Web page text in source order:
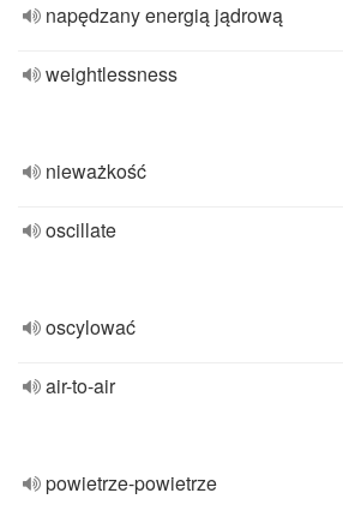
napędzany energią jądrową
weightlessness
nieważkość
oscillate
oscylować
air-to-air
powietrze-powietrze